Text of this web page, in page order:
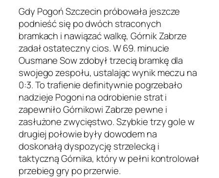
Gdy Pogoń Szczecin próbowała jeszcze
podnieść się po dwóch straconych
bramkach i nawiązać walkę, Górnik Zabrze
zadał ostateczny cios. W 69. minucie
Ousmane Sow zdobył trzecią bramkę dla
swojego zespołu, ustalając wynik meczu na
0:3. To trafienie definitywnie pogrzebało
nadzieje Pogoni na odrobienie strat i
zapewniło Górnikowi Zabrze pewne i
zasłużone zwycięstwo. Szybkie trzy gole w
drugiej połowie były dowodem na
doskonałą dyspozycję strzelecką i
taktyczną Górnika, który w pełni kontrolował
przebieg gry po przerwie.